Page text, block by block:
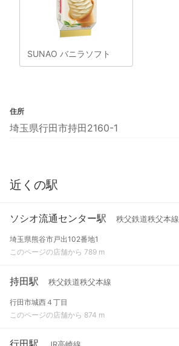
SUNAO バニラソフト
住所
埼玉県行田市持田2160-1
近くの駅
ソシオ流通センター駅 秩父鉄道秩父本線
埼玉県熊谷市戸出102番地1
このページの店舗から 789 m
持田駅 秩父鉄道秩父本線
行田市城西４丁目
このページの店舗から 874 m
行田駅